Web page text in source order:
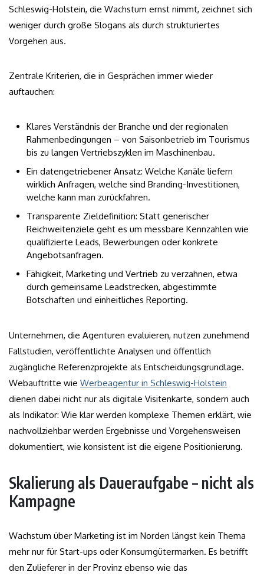
Schleswig-Holstein, die Wachstum ernst nimmt, zeichnet sich
weniger durch große Slogans als durch strukturiertes
Vorgehen aus.
Zentrale Kriterien, die in Gesprächen immer wieder
auftauchen:
Klares Verständnis der Branche und der regionalen
Rahmenbedingungen – von Saisonbetrieb im Tourismus
bis zu langen Vertriebszyklen im Maschinenbau.
Ein datengetriebener Ansatz: Welche Kanäle liefern
wirklich Anfragen, welche sind Branding-Investitionen,
welche kann man zurückfahren.
Transparente Zieldefinition: Statt generischer
Reichweitenziele geht es um messbare Kennzahlen wie
qualifizierte Leads, Bewerbungen oder konkrete
Angebotsanfragen.
Fähigkeit, Marketing und Vertrieb zu verzahnen, etwa
durch gemeinsame Leadstrecken, abgestimmte
Botschaften und einheitliches Reporting.
Unternehmen, die Agenturen evaluieren, nutzen zunehmend
Fallstudien, veröffentlichte Analysen und öffentlich
zugängliche Referenzprojekte als Entscheidungsgrundlage.
Webauftritte wie Werbeagentur in Schleswig-Holstein
dienen dabei nicht nur als digitale Visitenkarte, sondern auch
als Indikator: Wie klar werden komplexe Themen erklärt, wie
nachvollziehbar werden Ergebnisse und Vorgehensweisen
dokumentiert, wie konsistent ist die eigene Positionierung.
Skalierung als Daueraufgabe – nicht als
Kampagne
Wachstum über Marketing ist im Norden längst kein Thema
mehr nur für Start-ups oder Konsumgütermarken. Es betrifft
den Zulieferer in der Provinz ebenso wie das